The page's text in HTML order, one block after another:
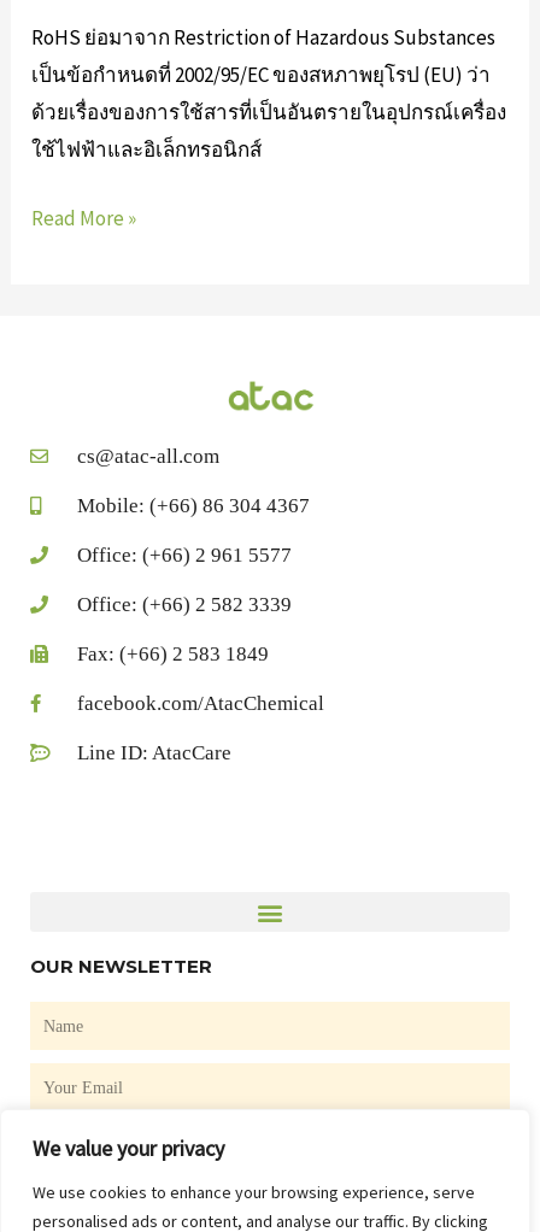
We value your privacy
We use cookies to enhance your browsing experience, serve
personalised ads or content, and analyse our traffic. By clicking
RoHS ย่อมาจาก Restriction of Hazardous Substances
เป็นข้อกำหนดที่ 2002/95/EC ของสหภาพยุโรป (EU) ว่า
ด้วยเรื่องของการใช้สารที่เป็นอันตรายในอุปกรณ์เครื่อง
ใช้ไฟฟ้าและอิเล็กทรอนิกส์
Read More »
cs@atac-all.com
Mobile: (+66) 86 304 4367
Office: (+66) 2 961 5577
Office: (+66) 2 582 3339
Fax: (+66) 2 583 1849
facebook.com/AtacChemical
Line ID: AtacCare
OUR NEWSLETTER
SUBSCRIBE
F